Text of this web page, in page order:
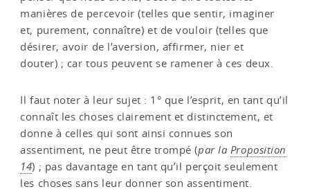
manières de percevoir (telles que sentir, imaginer
et, purement, connaître) et de vouloir (telles que
désirer, avoir de l’aversion, affirmer, nier et
douter) ; car tous peuvent se ramener à ces deux.
Il faut noter à leur sujet : 1° que l’esprit, en tant qu’il
connaît les choses clairement et distinctement, et
donne à celles qui sont ainsi connues son
assentiment, ne peut être trompé (par la Proposition
14) ; pas davantage en tant qu’il perçoit seulement
les choses sans leur donner son assentiment.